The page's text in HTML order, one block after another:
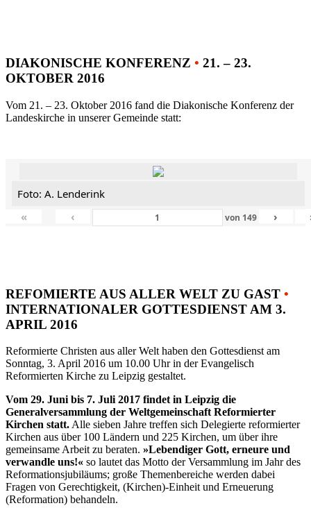
DIAKONISCHE KONFERENZ • 21. – 23.
OKTOBER 2016
Vom 21. – 23. Oktober 2016 fand die Diakonische Konferenz der
Landeskirche in unserer Gemeinde statt:
Foto: A. Lenderink
«
‹ von 149 ›
REFOMIERTE AUS ALLER WELT ZU GAST •
INTERNATIONALER GOTTESDIENST AM 3.
APRIL 2016
Reformierte Christen aus aller Welt haben den Gottesdienst am
Sonntag, 3. April 2016 um 10.00 Uhr in der Evangelisch
Reformierten Kirche zu Leipzig gestaltet.
Vom 29. Juni bis 7. Juli 2017 findet in Leipzig die
Generalversammlung der Weltgemeinschaft Reformierter
Kirchen statt.Alle sieben Jahre treffen sich Delegierte reformierter
Kirchen aus über 100 Ländern und 225 Kirchen, um über ihre
gemeinsame Arbeit zu beraten. »Lebendiger Gott, erneure und
verwandle uns!« so lautet das Motto der Versammlung im Jahr des
Reformationsjubiläums; große Themenbereiche werden dabei
Fragen von Gerechtigkeit, (Kirchen)-Einheit und Erneuerung
(Reformation) behandeln.